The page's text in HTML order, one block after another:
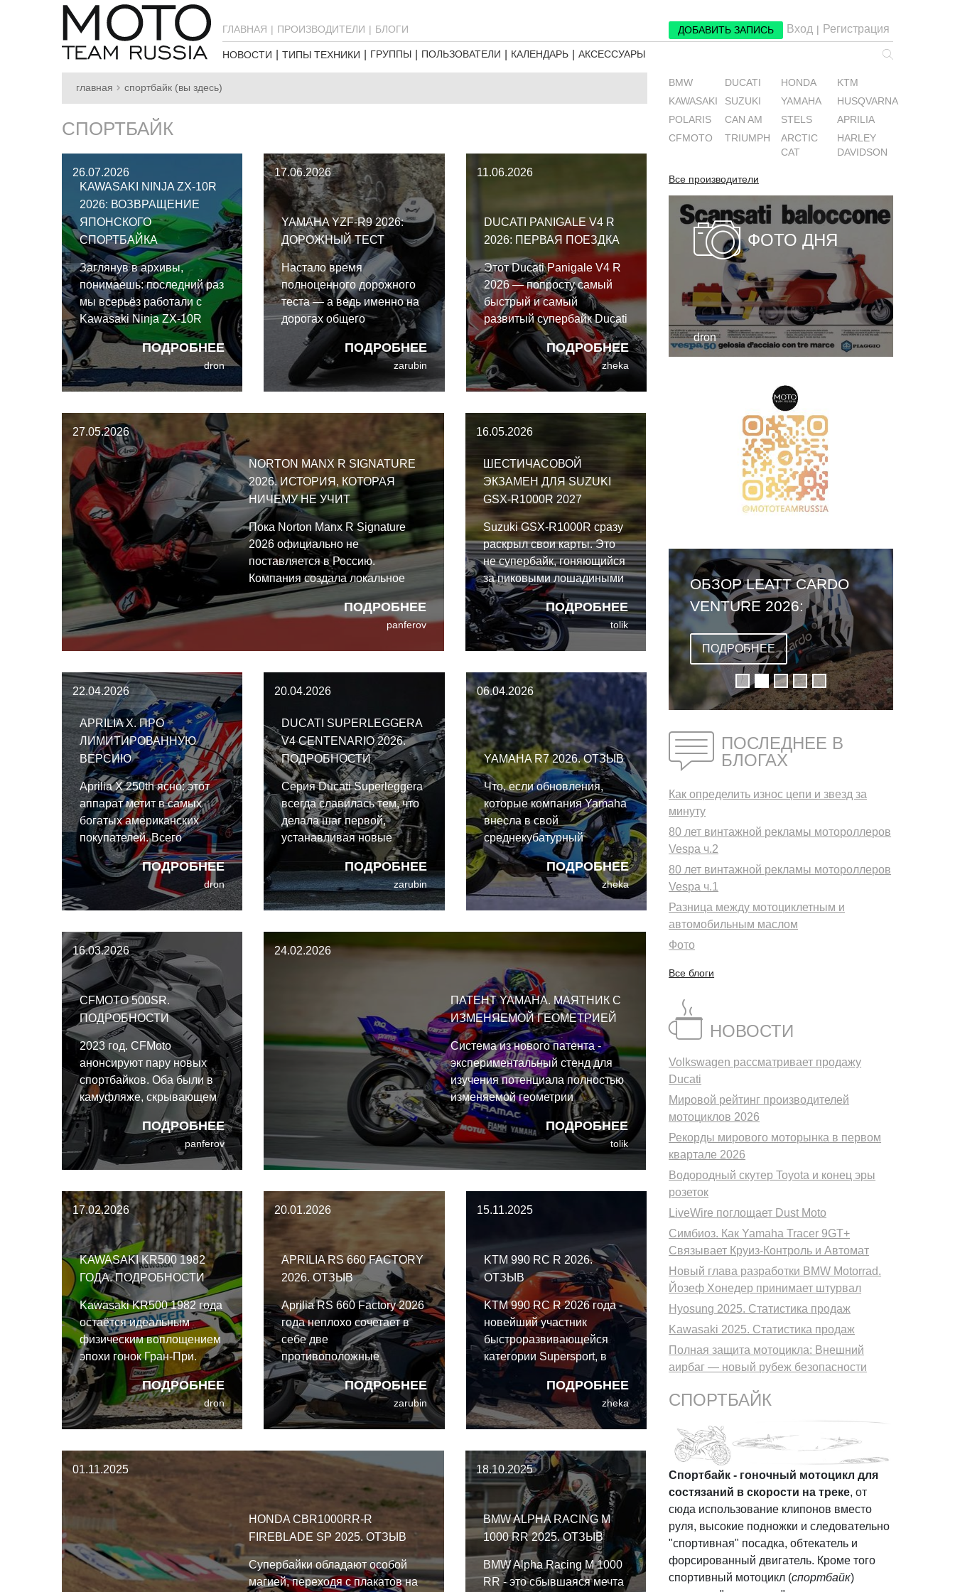
ГЛАВНАЯ ПРОИЗВОДИТЕЛИ БЛОГИ ДОБАВИТЬ ЗАПИСЬ Вход | Регистрация
НОВОСТИ ТИПЫ ТЕХНИКИ ГРУППЫ ПОЛЬЗОВАТЕЛИ КАЛЕНДАРЬ АКСЕССУАРЫ
главная спортбайк (вы здесь)
СПОРТБАЙК
26.07.2026
KAWASAKI NINJA ZX-10R
2026: ВОЗВРАЩЕНИЕ
ЯПОНСКОГО
СПОРТБАЙКА
ПОДРОБНЕЕ
Заглянув в архивы,
понимаешь: последний раз
мы всерьёз работали с
Kawasaki Ninja ZX-10R
предыдущего поколения
аж в 2021 году. И вот
спустя пять лет Kawasaki
Ninja ZX-10R 2026 года
но очень адресное
обновление.
dron
17.06.2026
YAMAHA YZF-R9 2026:
ДОРОЖНЫЙ ТЕСТ
ПОДРОБНЕЕ
Настало время
полноценного дорожного
теста — а ведь именно на
дорогах общего
пользования Yamaha YZF-
R9 2026 раскрывается по-
настоящему.
zarubin
11.06.2026
DUCATI PANIGALE V4 R
2026: ПЕРВАЯ ПОЕЗДКА
ПОДРОБНЕЕ
Этот Ducati Panigale V4 R
2026 — попросту самый
быстрый и самый
развитый супербайк Ducati
из когда-либо созданных.
Ducati заслуживает
уважения за то, что
проводит самую прямую
что продаются в салонах.
zheka
27.05.2026
NORTON MANX R SIGNATURE
2026. ИСТОРИЯ, КОТОРАЯ
НИЧЕМУ НЕ УЧИТ
ПОДРОБНЕЕ
Пока Norton Manx R Signature
2026 официально не
поставляется в Россию.
Компания создала локальное
представительство, которое
сейчас проходит тернистый путь
panferov
16.05.2026
ШЕСТИЧАСОВОЙ
ЭКЗАМЕН ДЛЯ SUZUKI
GSX-R1000R 2027
ПОДРОБНЕЕ
Suzuki GSX-R1000R сразу
раскрыл свои карты. Это
не супербайк, гоняющийся
за пиковыми лошадиными
силами на диностенде или
выставляющий напоказ
прижимную силу
сложнейших
элементов. Это машина,
спроектированная
работать на высоких
скоростях часами.
tolik
22.04.2026
APRILIA X. ПРО
ЛИМИТИРОВАННУЮ
ВЕРСИЮ
ПОДРОБНЕЕ
Aprilia X 250th ясно: этот
аппарат метит в самых
богатых американских
покупателей. Всего
построят 30 экземпляров,
и 25 из них отправятся
прямо в Штаты.
dron
20.04.2026
DUCATI SUPERLEGGERA
V4 CENTENARIO 2026.
ПОДРОБНОСТИ
ПОДРОБНЕЕ
Серия Ducati Superleggera
всегда славилась тем, что
делала шаг первой,
устанавливая новые
стандарты для
гражданских спортбайков.
Встречайте: Ducati
Superleggera V4 Centenario
инженерной мысли
zarubin
06.04.2026
YAMAHA R7 2026. ОТЗЫВ
ПОДРОБНЕЕ
Что, если обновления,
которые компания Yamaha
внесла в свой
среднекубатурный
спортбайк YZF-R7 2026
года, действительно
сделали его лучше именно
ли обновление 2026 года
свое существование и
стоит ли обновляться.
zheka
16.03.2026
CFMOTO 500SR.
ПОДРОБНОСТИ
ПОДРОБНЕЕ
2023 год. CFMoto
анонсируют пару новых
спортбайков. Оба были в
камуфляже, скрывающем
детали, но
идентифицировать их не
составляло труда: один
представлял собой
другой -
четырёхцилиндровый
500SR.
panferov
24.02.2026
ПАТЕНТ YAMAHA. МАЯТНИК С
ИЗМЕНЯЕМОЙ ГЕОМЕТРИЕЙ
ПОДРОБНЕЕ
Система из нового патента -
экспериментальный стенд для
изучения потенциала полностью
изменяемой геометрии
маятника. В заявке также
описывается, как система
реагирует на усилия в задней
подвеске, возникающие из-за
tolik
17.02.2026
KAWASAKI KR500 1982
ГОДА. ПОДРОБНОСТИ
ПОДРОБНЕЕ
Kawasaki KR500 1982 года
остаётся идеальным
физическим воплощением
эпохи гонок Гран-При.
Эпохи, когда
производители ещё были
готовы пробовать новые
идеи, а гонщики обладали
чудеса.
dron
20.01.2026
APRILIA RS 660 FACTORY
2026. ОТЗЫВ
ПОДРОБНЕЕ
Aprilia RS 660 Factory 2026
года неплохо сочетает в
себе две
противоположные
ипостаси: практичность и
спортивность. С момента
выпуска первой RS 660 в
2021 году этот мотоцикл
границы своего класса, и
версия Factory продолжает
эту прекрасную традицию.
zarubin
15.11.2025
KTM 990 RC R 2026.
ОТЗЫВ
ПОДРОБНЕЕ
KTM 990 RC R 2026 года -
новейший участник
быстроразвивающейся
категории Supersport, в
котором сочетаются
потребности обычного
дорожного райдера с
гоночным потенциалом.
zheka
01.11.2025
HONDA CBR1000RR-R
FIREBLADE SP 2025. ОТЗЫВ
Супербайки обладают особой
магией, переходя с плакатов на
18.10.2025
BMW ALPHA RACING M
1000 RR 2025. ОТЗЫВ
BMW Alpha Racing M 1000
RR - это сбывшаяся мечта
BMW DUCATI HONDA
KTM
KAWASAKI
SUZUKI YAMAHA
HUSQVARNA
POLARIS
CAN AM STELS
APRILIA
CFMOTO
TRIUMPH
ARCTIC
CAT
HARLEY
DAVIDSON
Все производители
ФОТО ДНЯ
dron
ОБЗОР LEATT CARDO
VENTURE 2026:
ПЕРВЫЙ ШЛЕМ СО
ВСТРОЕННОЙ
ГАРНИТУРОЙ
ПОДРОБНЕЕ
ПОСЛЕДНЕЕ В
БЛОГАХ
Как определить износ цепи и звезд за
минуту
80 лет винтажной рекламы мотороллеров
Vespa ч.2
80 лет винтажной рекламы мотороллеров
Vespa ч.1
Разница между мотоциклетным и
автомобильным маслом
Фото
Все блоги
НОВОСТИ
Volkswagen рассматривает продажу
Ducati
Мировой рейтинг производителей
мотоциклов 2026
Рекорды мирового моторынка в первом
квартале 2026
Водородный скутер Toyota и конец эры
розеток
LiveWire поглощает Dust Moto
Симбиоз. Как Yamaha Tracer 9GT+
Связывает Круиз-Контроль и Автомат
Новый глава разработки BMW Motorrad.
Йозеф Хонедер принимает штурвал
Hyosung 2025. Статистика продаж
Kawasaki 2025. Статистика продаж
Полная защита мотоцикла: Внешний
аирбаг — новый рубеж безопасности
СПОРТБАЙК
Спортбайк - гоночный мотоцикл для
состязаний в скорости на треке, от
сюда использование клипонов вместо
руля, высокие подножки и следовательно
"спортивная" посадка, обтекатель и
форсированный двигатель. Кроме того
спортивный мотоцикл (спортбайк)